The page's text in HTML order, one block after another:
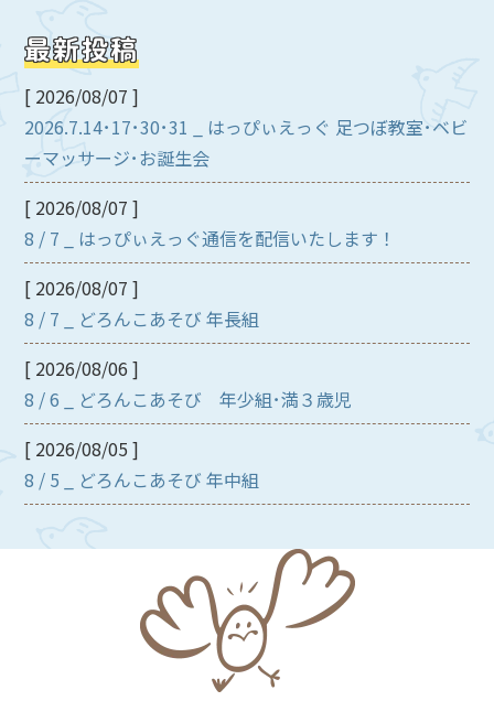
最新投稿
[ 2026/08/07 ]
2026.7.14･17･30･31 _ はっぴぃえっぐ 足つぼ教室･ベビ
ーマッサージ･お誕生会
[ 2026/08/07 ]
8 / 7 _ はっぴぃえっぐ通信を配信いたします！
[ 2026/08/07 ]
8 / 7 _ どろんこあそび 年長組
[ 2026/08/06 ]
8 / 6 _ どろんこあそび 年少組･満３歳児
[ 2026/08/05 ]
8 / 5 _ どろんこあそび 年中組